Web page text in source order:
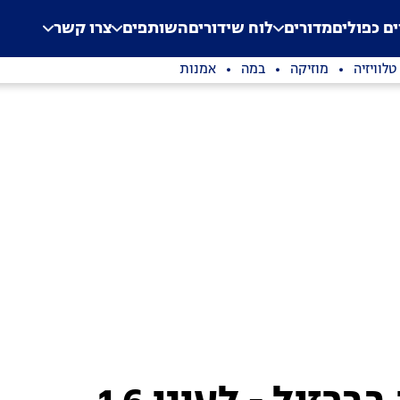
Application error: a
. כפוליםמדורים לוח שידוריםהשותפים צרו קשר
טלוויזיה מוזיקה במה אמנות